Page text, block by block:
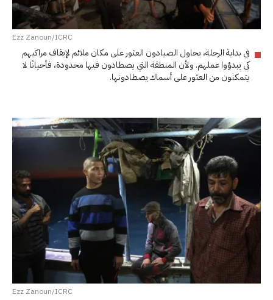
Ezz Zanoun/ICRC
في بداية الرحلة، يحاول الصيادون العثور على مكان ملائم لإيقاف مراكبهم
كي يبدؤوا عملهم. ولأن المنطقة التي يصطادون فيها محدودة، فأحيانًا لا
يتمكنون من العثور على أسماك يصطادونها.
Ezz Zanoun/ICRC